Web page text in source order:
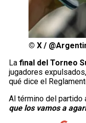
© X /
La final del Torneo
jugadores expulsados,
qué dice el
Al término del partido
que los vamos a